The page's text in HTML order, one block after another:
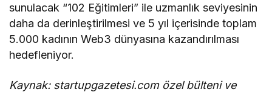
sunulacak “102 Eğitimleri” ile uzmanlık seviyesinin
daha da derinleştirilmesi ve 5 yıl içerisinde toplam
5.000 kadının Web3 dünyasına kazandırılması
hedefleniyor.
Kaynak: startupgazetesi.com özel bülteni ve